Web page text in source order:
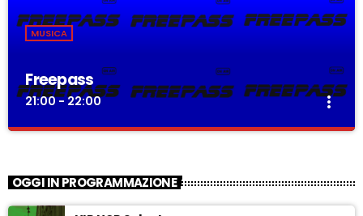
MUSICA
Freepass
21:00 - 22:00 more_vert
revolution
“Freepass”, è la trasmissione musicale a cura di Simone
OGGI IN PROGRAMMAZIONE